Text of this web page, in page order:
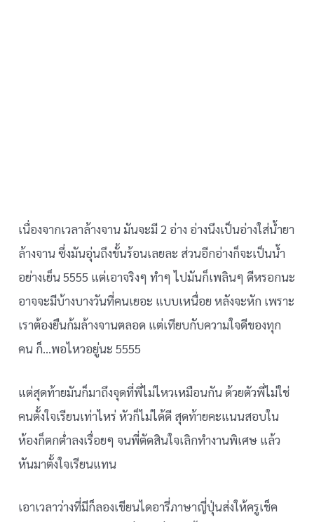
เนื่องจากเวลาล้างจาน มันจะมี 2 อ่าง อ่างนึงเป็นอ่างใส่น้ำยา
ล้างจาน ซึ่งมันอุ่นถึงขั้นร้อนเลยละ ส่วนอีกอ่างก็จะเป็นน้ำ
อย่างเย็น 5555 แต่เอาจริงๆ ทำๆ ไปมันก็เพลินๆ ดีหรอกนะ
อาจจะมีบ้างบางวันที่คนเยอะ แบบเหนื่อย หลังจะหัก เพราะ
เราต้องยืนก้มล้างจานตลอด แต่เทียบกับความใจดีของทุก
คน ก็…พอไหวอยู่นะ 5555
แต่สุดท้ายมันก็มาถึงจุดที่พี่ไม่ไหวเหมือนกัน ด้วยตัวพี่ไม่ใช่
คนตั้งใจเรียนเท่าไหร่ หัวก็ไม่ได้ดี สุดท้ายคะแนนสอบใน
ห้องก็ตกต่ำลงเรื่อยๆ จนพี่ตัดสินใจเลิกทำงานพิเศษ แล้ว
หันมาตั้งใจเรียนแทน
เอาเวลาว่างที่มีก็ลองเขียนไดอารี่ภาษาญี่ปุ่นส่งให้ครูเช็ค